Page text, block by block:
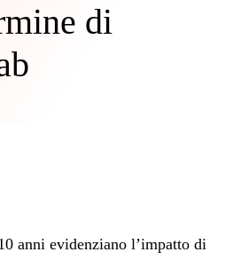
di
anni evidenziano l’impatto di